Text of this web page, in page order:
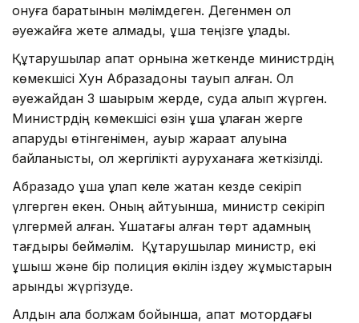
қонуға баратынын мәлімдеген. Дегенмен ол
әуежайға жете алмады, ұшақ теңізге құлады.
Құтқарушылар апат орнына жеткенде министрдің
көмекшісі Хун Абразадоны тауып алған. Ол
әуежайдан 3 шақырым жерде, суда қалқып жүрген.
Министрдің көмекшісі өзін ұшақ құлаған жерге
апаруды өтінгенімен, ауыр жарақат алуына
байланысты, ол жергілікті ауруханаға жеткізілді.
Абразадо ұшақ құлап келе жатқан кезде секіріп
үлгерген екен. Оның айтуынша, министр секіріп
үлгермей қалған. Ұшақтағы қалған төрт адамның
тағдыры беймәлім. Құтқарушылар министр, екі
ұшқыш және бір полиция өкілін іздеу жұмыстарын
қарқынды жүргізуде.
Алдын ала болжам бойынша, апат мотордағы